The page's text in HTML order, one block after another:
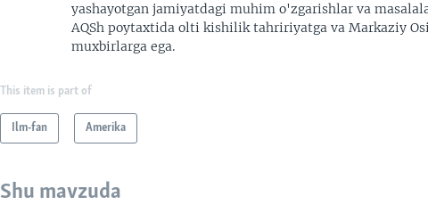
yashayotgan jamiyatdagi muhim o'zgarishlar va
AQSh poytaxtida olti kishilik tahririyatga va Markaziy
muxbirlarga ega.
This item is part of
Ilm-fan Amerika
Shu mavzuda